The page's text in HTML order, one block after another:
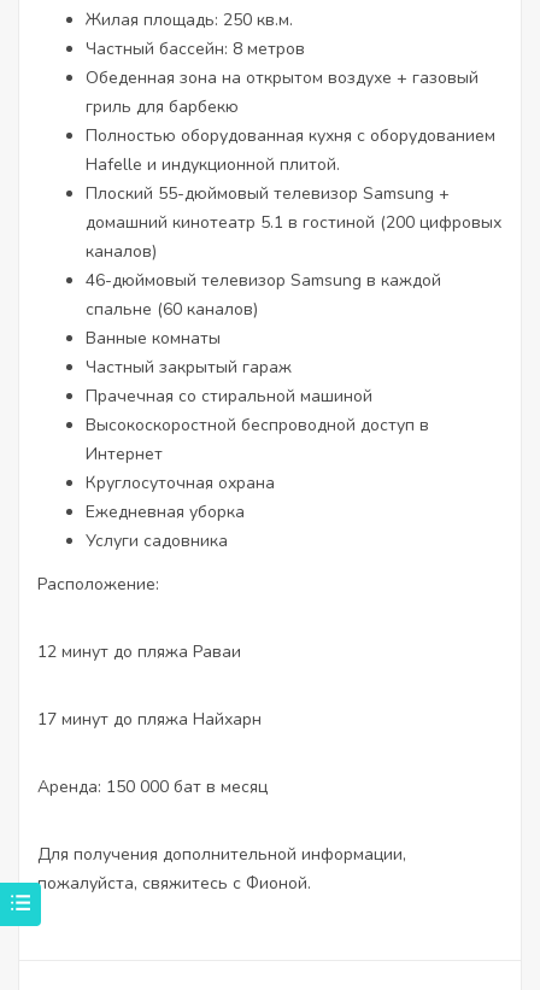
Жилая площадь: 250 кв.м.
Частный бассейн: 8 метров
Обеденная зона на открытом воздухе + газовый
гриль для барбекю
Полностью оборудованная кухня с оборудованием
Hafelle и индукционной плитой.
Плоский 55-дюймовый телевизор Samsung +
домашний кинотеатр 5.1 в гостиной (200 цифровых
каналов)
46-дюймовый телевизор Samsung в каждой
спальне (60 каналов)
Ванные комнаты
Частный закрытый гараж
Прачечная со стиральной машиной
Высокоскоростной беспроводной доступ в
Интернет
Круглосуточная охрана
Ежедневная уборка
Услуги садовника
Расположение:
12 минут до пляжа Раваи
17 минут до пляжа Найхарн
Аренда: 150 000 бат в месяц
Для получения дополнительной информации,
пожалуйста, свяжитесь с Фионой.